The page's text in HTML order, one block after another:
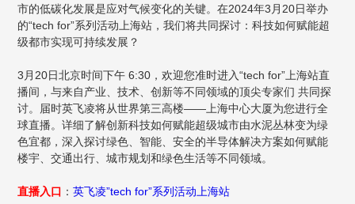
市的低碳化发展是应对气候变化的关键。在2024年3月20日举办
的“tech for”系列活动上海站，我们将共同探讨：科技如何赋能超
级都市实现可持续发展？
3月20日北京时间下午 6:30，欢迎您准时进入“tech for”上海站直
播间，与来自产业、技术、创新等不同领域的顶尖专家们 共同探
讨。届时英飞凌将从世界第三高楼——上海中心大厦为您进行全
球直播。详细了解创新科技如何赋能超级城市由水泥丛林变为绿
色宜都，深入探讨绿色、智能、安全的半导体解决方案如何赋能
楼宇、交通出行、城市规划和绿色生活等不同领域。
直播入口 ：英飞凌”tech for”系列活动上海站